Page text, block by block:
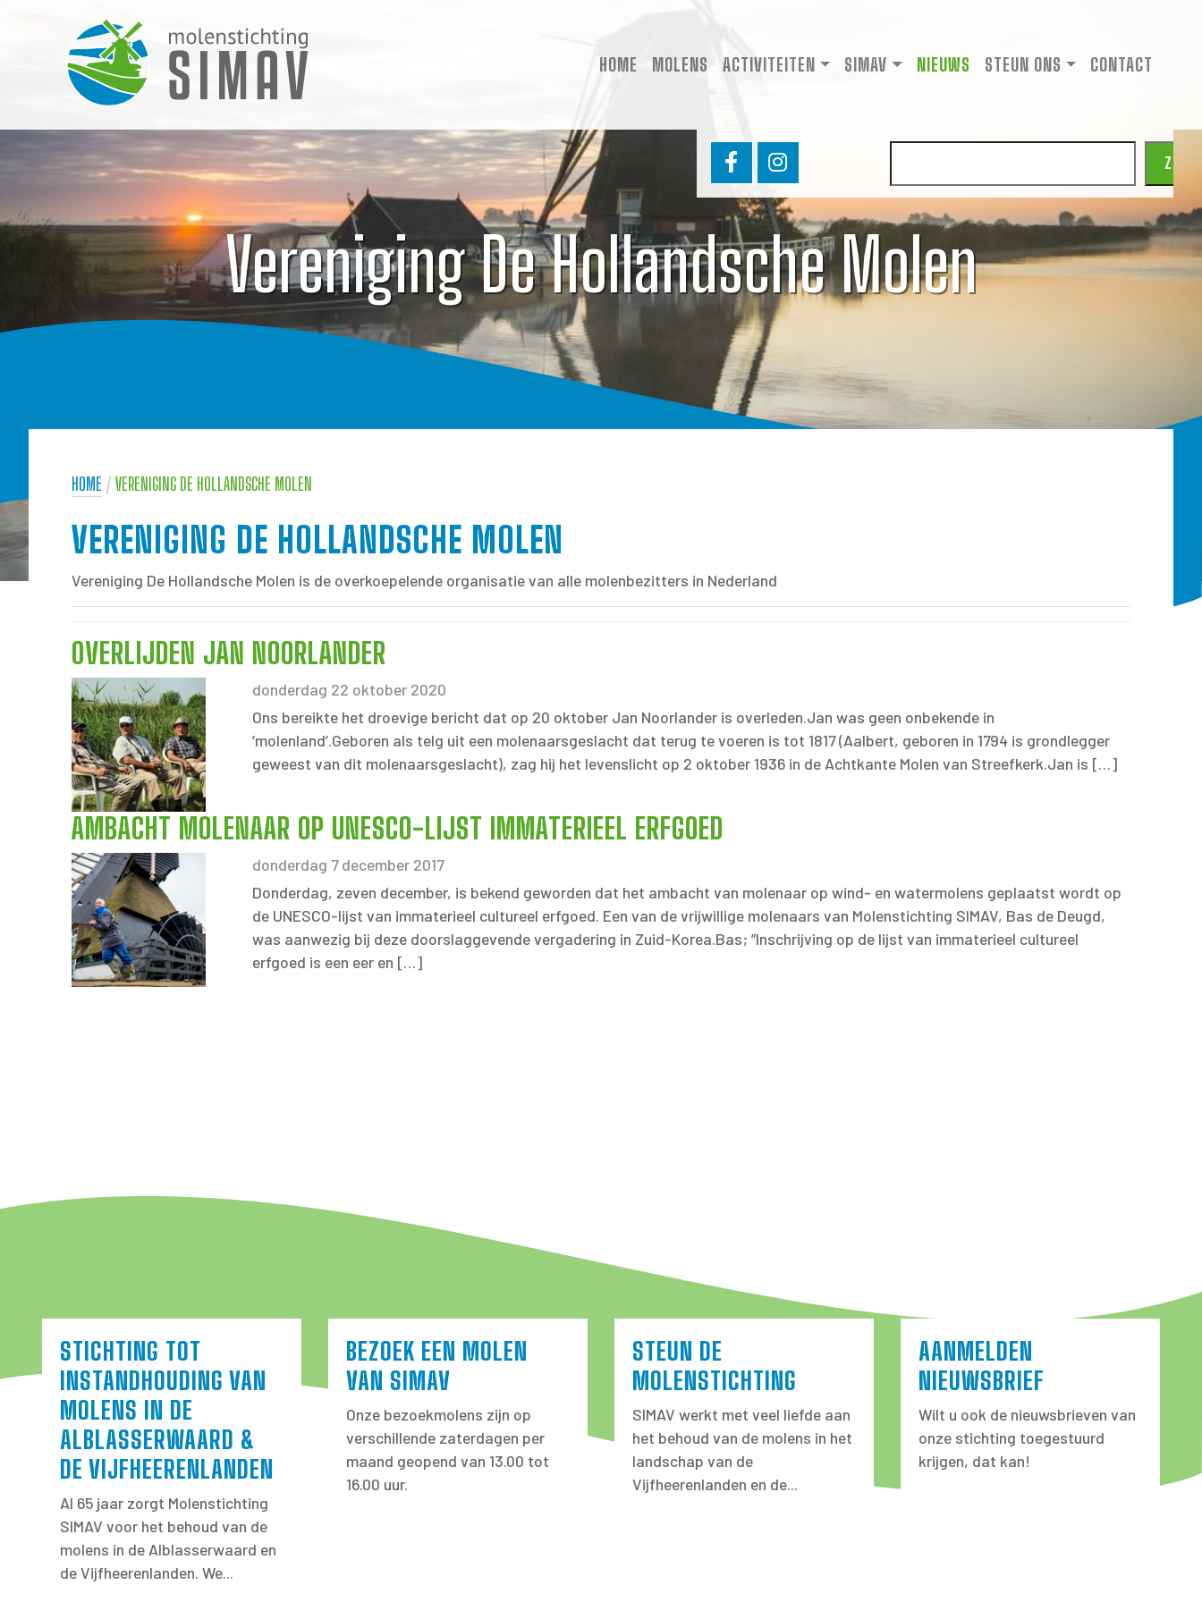
HOME MOLENS ACTIVITEITEN SIMAV NIEUWS STEUN ONS CONTACT
Vereniging De Hollandsche Molen
HOME / VERENIGING DE HOLLANDSCHE MOLEN
VERENIGING DE HOLLANDSCHE MOLEN
Vereniging De Hollandsche Molen is de overkoepelende organisatie van alle molenbezitters in Nederland
OVERLIJDEN JAN NOORLANDER
donderdag 22 oktober 2020
Ons bereikte het droevige bericht dat op 20 oktober Jan Noorlander is overleden.Jan was geen onbekende in
‘molenland’.Geboren als telg uit een molenaarsgeslacht dat terug te voeren is tot 1817 (Aalbert, geboren in 1794 is grondlegger
geweest van dit molenaarsgeslacht), zag hij het levenslicht op 2 oktober 1936 in de Achtkante Molen van Streefkerk.Jan is […]
AMBACHT MOLENAAR OP UNESCO-LIJST IMMATERIEEL ERFGOED
donderdag 7 december 2017
Donderdag, zeven december, is bekend geworden dat het ambacht van molenaar op wind- en watermolens geplaatst wordt op
de UNESCO-lijst van immaterieel cultureel erfgoed. Een van de vrijwillige molenaars van Molenstichting SIMAV, Bas de Deugd,
was aanwezig bij deze doorslaggevende vergadering in Zuid-Korea.Bas; ”Inschrijving op de lijst van immaterieel cultureel
erfgoed is een eer en […]
STICHTING TOT
INSTANDHOUDING VAN
MOLENS IN DE
ALBLASSERWAARD &
DE VIJFHEERENLANDEN
Al 65 jaar zorgt Molenstichting
SIMAV voor het behoud van de
molens in de Alblasserwaard en
de Vijfheerenlanden. We...
BEZOEK EEN MOLEN
VAN SIMAV
Onze bezoekmolens zijn op
verschillende zaterdagen per
maand geopend van 13.00 tot
16.00 uur.
STEUN DE
MOLENSTICHTING
SIMAV werkt met veel liefde aan
het behoud van de molens in het
landschap van de
Vijfheerenlanden en de...
AANMELDEN
NIEUWSBRIEF
Wilt u ook de nieuwsbrieven van
onze stichting toegestuurd
krijgen, dat kan!